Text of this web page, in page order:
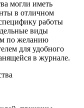
могли иметь
в отличном
работы
виды
по желанию
для удобного
в журнале.